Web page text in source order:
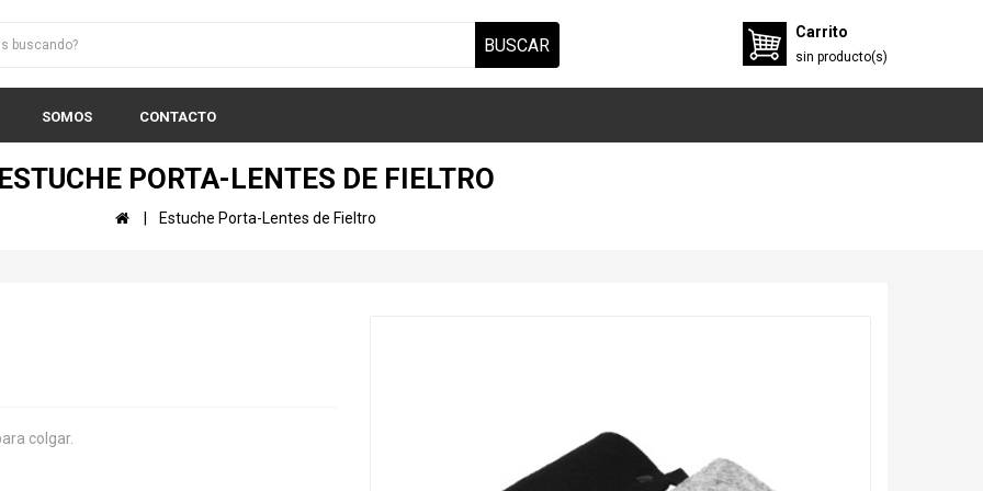
BUSCAR
Carrito
sin producto(s)
SOMOS CONTACTO
PORTA-LENTES DE FIELTRO
Estuche Porta-Lentes de Fieltro
colgar.